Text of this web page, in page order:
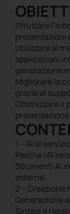
Sfruttare
presentazioni
Utilizzare al
applicazioni
generazione
Migliorare la
grazie al
Ottimizzare il
1 – AI al
Perché l’AI
Strumenti AI
esterne.
2 – Creazione
Generazione
Sintesi e